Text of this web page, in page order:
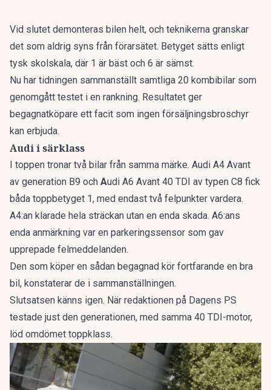
Vid slutet demonteras bilen helt, och teknikerna granskar
det som aldrig syns från förarsätet. Betyget sätts enligt
tysk skolskala, där 1 är bäst och 6 är sämst.
Nu har tidningen sammanställt samtliga 20 kombibilar som
genomgått testet i en rankning. Resultatet ger
begagnatköpare ett facit som ingen försäljningsbroschyr
kan erbjuda.
Audi i särklass
I toppen tronar två bilar från samma märke. Audi A4 Avant
av generation B9 och Audi A6 Avant 40 TDI av typen C8 fick
båda toppbetyget 1, med endast två felpunkter vardera.
A4:an klarade hela sträckan utan en enda skada. A6:ans
enda anmärkning var en parkeringssensor som gav
upprepade felmeddelanden.
Den som köper en sådan begagnad kör fortfarande en bra
bil, konstaterar de i sammanställningen.
Slutsatsen känns igen. När redaktionen på Dagens PS
testade just den generationen, med samma 40 TDI-motor,
löd omdömet toppklass.